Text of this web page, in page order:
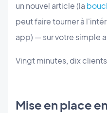
un nouvel article (la
peut faire tourner à
app) — sur votre simple
Vingt minutes, dix
Mise en place